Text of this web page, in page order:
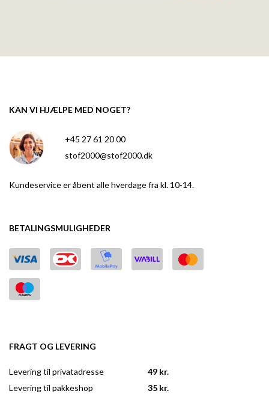
KAN VI HJÆLPE MED NOGET?
+45 27 61 20 00
stof2000@stof2000.dk
Kundeservice er åbent alle hverdage fra kl. 10-14.
BETALINGSMULIGHEDER
FRAGT OG LEVERING
Levering til privatadresse
Levering til pakkeshop
49 kr.
35 kr.